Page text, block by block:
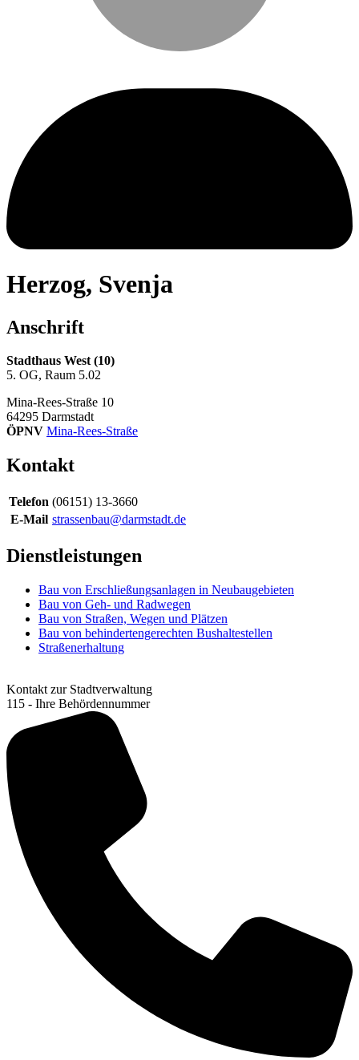
Herzog, Svenja
Anschrift
Stadthaus West (10)
5. OG, Raum 5.02
Mina-Rees-Straße 10
64295 Darmstadt
ÖPNV Mina-Rees-Straße
Kontakt
Telefon (06151) 13-3660
E-Mail strassenbau@darmstadt.de
Dienstleistungen
Bau von Erschließungsanlagen in Neubaugebieten
Bau von Geh- und Radwegen
Bau von Straßen, Wegen und Plätzen
Bau von behindertengerechten Bushaltestellen
Straßenerhaltung
Kontakt zur Stadtverwaltung
115 - Ihre Behördennummer